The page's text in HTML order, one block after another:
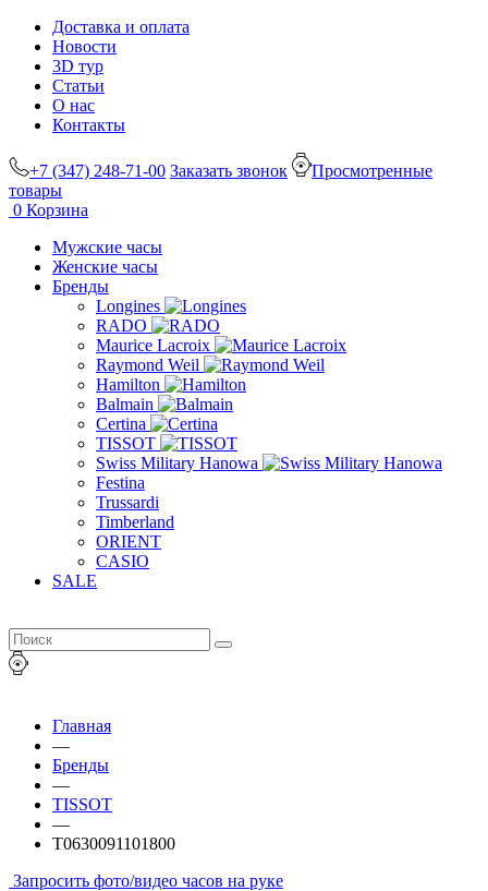
Доставка и оплата
Новости
3D тур
Статьи
О нас
Контакты
+7 (347) 248-71-00 Заказать звонок
Просмотренные
товары
0 Корзина
Мужские часы
Женские часы
Бренды
Longines
RADO
Maurice Lacroix
Raymond Weil
Hamilton
Balmain
Certina
TISSOT
Swiss Military Hanowa
Festina
Trussardi
Timberland
ORIENT
CASIO
SALE
Главная
—
Бренды
—
TISSOT
—
T0630091101800
Запросить фото/видео часов на руке